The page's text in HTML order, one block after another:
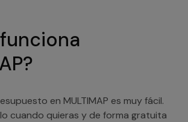
en MULTIMAP es muy fácil.
cuando quieras y de forma gratuita